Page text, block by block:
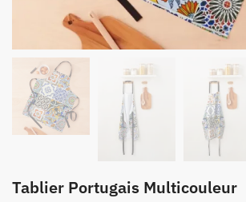
Tablier Portugais Multicouleur